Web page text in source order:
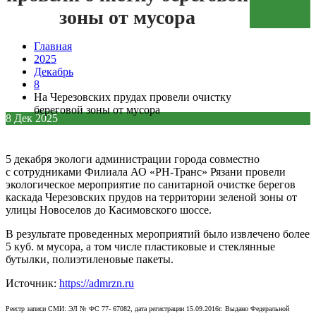
Зеленая кнопка
зоны от мусора
Главная
2025
Декабрь
8
На Черезовских прудах провели очистку
береговой зоны от мусора
8 Дек 2025
5 декабря экологи администрации города совместно
с сотрудниками Филиала АО «РН-Транс» Рязани провели
экологическое мероприятие по санитарной очистке берегов
каскада Черезовских прудов на территории зеленой зоны от
улицы Новоселов до Касимовского шоссе.
В результате проведенных мероприятий было извлечено более
5 куб. м мусора, а том числе пластиковые и стеклянные
бутылки, полиэтиленовые пакеты.
Источник: https://admrzn.ru
Реестр записи СМИ: ЭЛ № ФС 77- 67082, дата регистрации 15.09.2016г. Выдано Федеральной